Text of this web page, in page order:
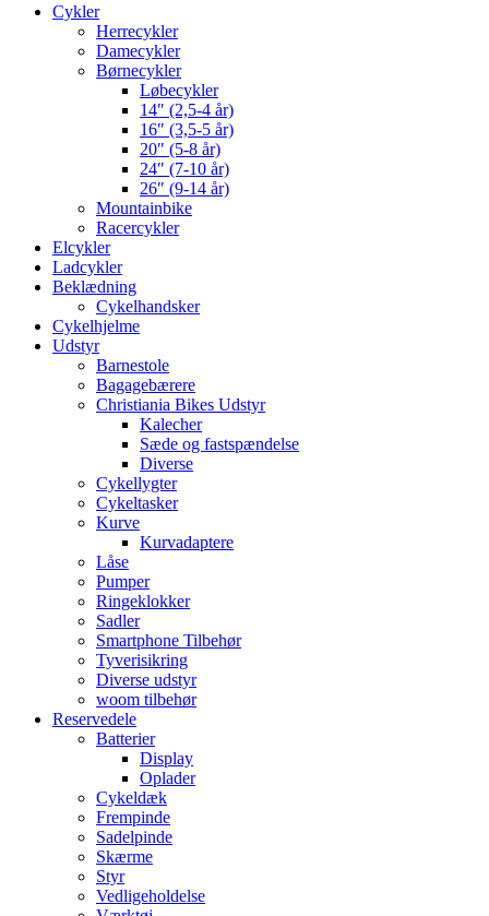
Cykler
Herrecykler
Damecykler
Børnecykler
Løbecykler
14″ (2,5-4 år)
16″ (3,5-5 år)
20″ (5-8 år)
24″ (7-10 år)
26″ (9-14 år)
Mountainbike
Racercykler
Elcykler
Ladcykler
Beklædning
Cykelhandsker
Cykelhjelme
Udstyr
Barnestole
Bagagebærere
Christiania Bikes Udstyr
Kalecher
Sæde og fastspændelse
Diverse
Cykellygter
Cykeltasker
Kurve
Kurvadaptere
Låse
Pumper
Ringeklokker
Sadler
Smartphone Tilbehør
Tyverisikring
Diverse udstyr
woom tilbehør
Reservedele
Batterier
Display
Oplader
Cykeldæk
Frempinde
Sadelpinde
Skærme
Styr
Vedligeholdelse